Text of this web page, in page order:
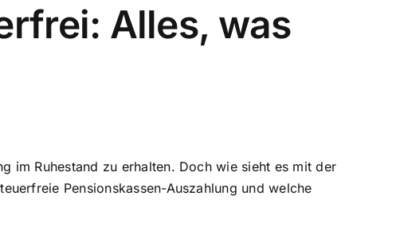
Alles, was
im Ruhestand zu erhalten. Doch wie sieht es mit der
Pensionskassen-Auszahlung und welche